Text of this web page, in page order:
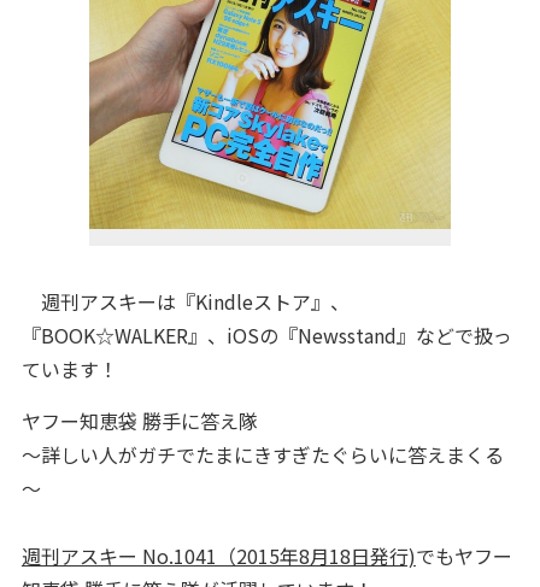
週刊アスキーは『Kindleストア』、
『BOOK☆WALKER』、iOSの『Newsstand』などで扱っ
ています！
ヤフー知恵袋 勝手に答え隊
～詳しい人がガチでたまにきすぎたぐらいに答えまくる
～
週刊アスキー No.1041（2015年8月18日発行)でもヤフー